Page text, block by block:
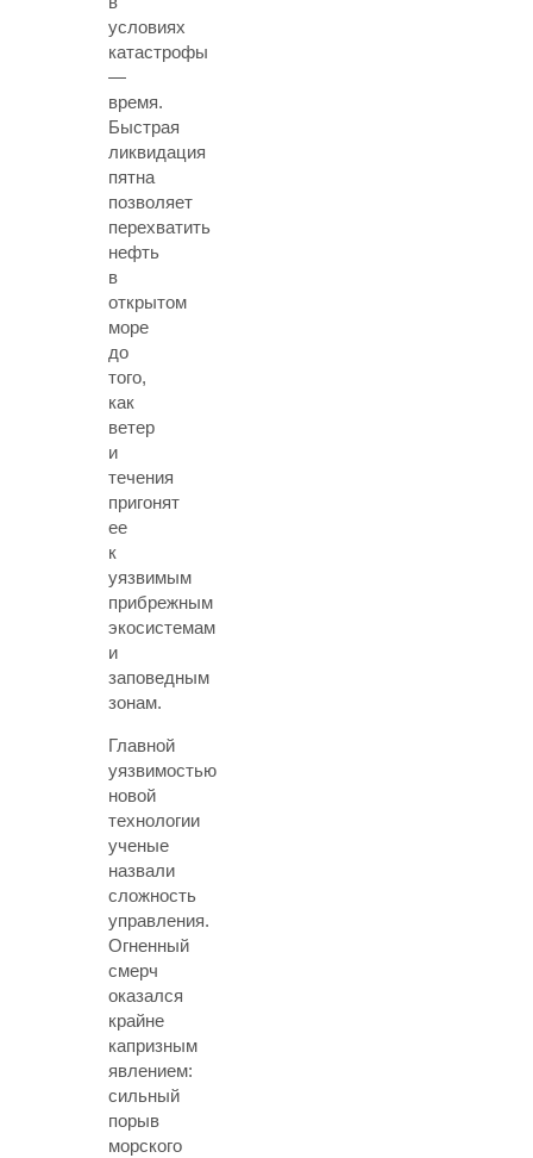
условиях
катастрофы
—
время.
Быстрая
ликвидация
пятна
позволяет
перехватить
нефть
в
открытом
море
до
того,
как
ветер
и
течения
пригонят
ее
к
уязвимым
прибрежным
экосистемам
и
заповедным
зонам.
Главной
уязвимостью
новой
технологии
ученые
назвали
сложность
управления.
Огненный
смерч
оказался
крайне
капризным
явлением:
сильный
порыв
морского